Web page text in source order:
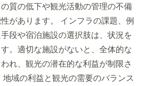
質の低下や観光活動の管理の不備
があります。 インフラの課題、例
段や宿泊施設の選択肢は、状況を
。適切な施設がないと、全体的な
れ、観光の潜在的な利益が制限さ
域の利益と観光の需要のバランス